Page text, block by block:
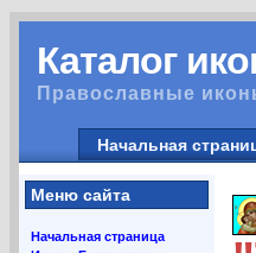
Каталог
Православные
Начальная
Меню сайта
Начальная страница